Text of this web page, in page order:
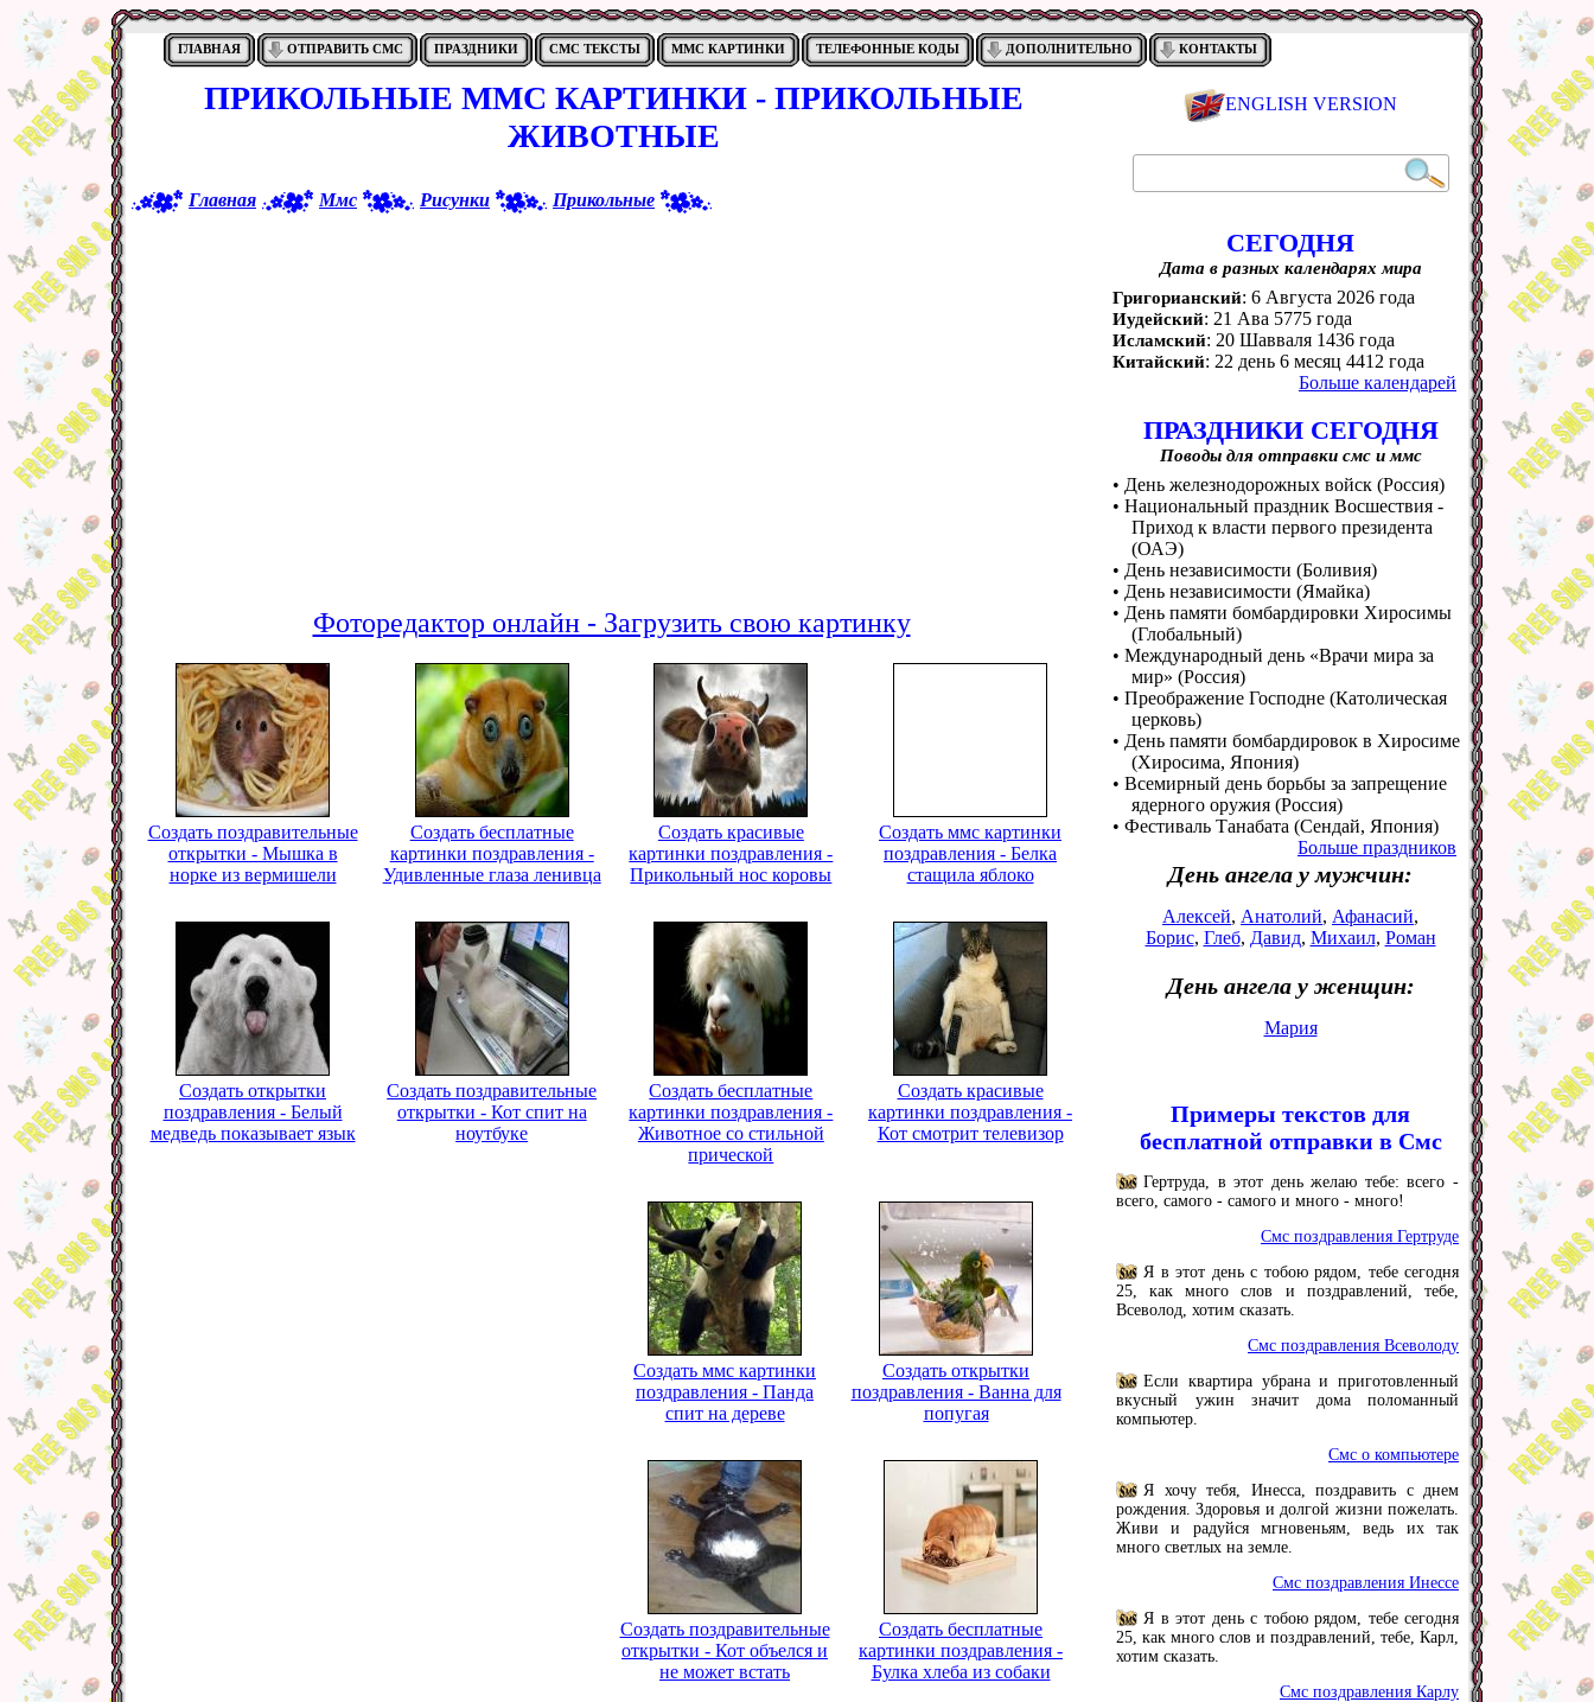
ГЛАВНАЯ ОТПРАВИТЬ СМС ПРАЗДНИКИ СМС ТЕКСТЫ ММС КАРТИНКИ ТЕЛЕФОННЫЕ КОДЫ ДОПОЛНИТЕЛЬНО КОНТАКТЫ
ПРИКОЛЬНЫЕ ММС КАРТИНКИ - ПРИКОЛЬНЫЕ
ЖИВОТНЫЕ
Главная Ммс Рисунки Прикольные
Фоторедактор онлайн - Загрузить свою картинку
Создать поздравительные
открытки - Мышка в
норке из вермишели
Создать бесплатные
картинки поздравления -
Удивленные глаза ленивца
Создать красивые
картинки поздравления -
Прикольный нос коровы
Создать ммс картинки
поздравления - Белка
стащила яблоко
Создать открытки
поздравления - Белый
медведь показывает язык
Создать поздравительные
открытки - Кот спит на
ноутбуке
Создать бесплатные
картинки поздравления -
Животное со стильной
прической
Создать красивые
картинки поздравления -
Кот смотрит телевизор
Создать ммс картинки
поздравления - Панда
спит на дереве
Создать открытки
поздравления - Ванна для
попугая
Создать поздравительные
открытки - Кот объелся и
не может встать
Создать бесплатные
картинки поздравления -
Булка хлеба из собаки
ENGLISH VERSION
СЕГОДНЯ
Дата в разных календарях мира
Григорианский: 6 Августа 2026 года
Иудейский: 21 Ава 5775 года
Исламский: 20 Шавваля 1436 года
Китайский: 22 день 6 месяц 4412 года
Больше календарей
ПРАЗДНИКИ СЕГОДНЯ
Поводы для отправки смс и ммс
• День железнодорожных войск (Россия)
• Национальный праздник Восшествия -
Приход к власти первого президента
(ОАЭ)
• День независимости (Боливия)
• День независимости (Ямайка)
• День памяти бомбардировки Хиросимы
(Глобальный)
• Международный день «Врачи мира за
мир» (Россия)
• Преображение Господне (Католическая
церковь)
• День памяти бомбардировок в Хиросиме
(Хиросима, Япония)
• Всемирный день борьбы за запрещение
ядерного оружия (Россия)
• Фестиваль Танабата (Сендай, Япония)
Больше праздников
День ангела у мужчин:
Алексей, Анатолий, Афанасий,
Борис, Глеб, Давид, Михаил, Роман
День ангела у женщин:
Мария
Примеры текстов для
бесплатной отправки в Смс
Гертруда, в этот день желаю тебе: всего -
всего, самого - самого и много - много!
Смс поздравления Гертруде
Я в этот день с тобою рядом, тебе сегодня
25, как много слов и поздравлений, тебе,
Всеволод, хотим сказать.
Смс поздравления Всеволоду
Если квартира убрана и приготовленный
вкусный ужин значит дома поломанный
компьютер.
Смс о компьютере
Я хочу тебя, Инесса, поздравить с днем
рождения. Здоровья и долгой жизни пожелать.
Живи и радуйся мгновеньям, ведь их так
много светлых на земле.
Смс поздравления Инессе
Я в этот день с тобою рядом, тебе сегодня
25, как много слов и поздравлений, тебе, Карл,
хотим сказать.
Смс поздравления Карлу